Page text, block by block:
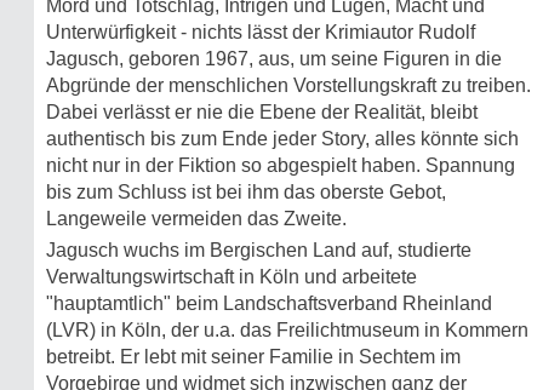
Mord und Totschlag, Intrigen und Lügen, Macht und
Unterwürfigkeit - nichts lässt der Krimiautor Rudolf
Jagusch, geboren 1967, aus, um seine Figuren in die
Abgründe der menschlichen Vorstellungskraft zu treiben.
Dabei verlässt er nie die Ebene der Realität, bleibt
authentisch bis zum Ende jeder Story, alles könnte sich
nicht nur in der Fiktion so abgespielt haben. Spannung
bis zum Schluss ist bei ihm das oberste Gebot,
Langeweile vermeiden das Zweite.
Jagusch wuchs im Bergischen Land auf, studierte
Verwaltungswirtschaft in Köln und arbeitete
"hauptamtlich" beim Landschaftsverband Rheinland
(LVR) in Köln, der u.a. das Freilichtmuseum in Kommern
betreibt. Er lebt mit seiner Familie in Sechtem im
Vorgebirge und widmet sich inzwischen ganz der